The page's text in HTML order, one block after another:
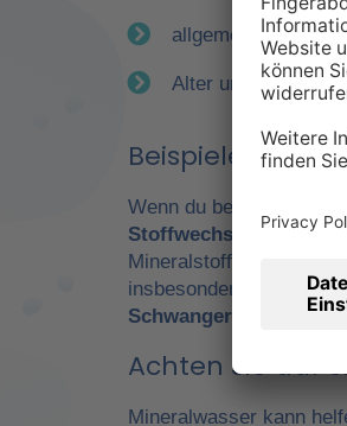
allgemeiner
Alter und
Beispiele für
Wenn du beispielsweise
Stoffwechsel
. Daraus
Mineralstoffen. Gerade
insbesondere
Schwangerschaft
Achten Sie auf
Mineralwasser kann